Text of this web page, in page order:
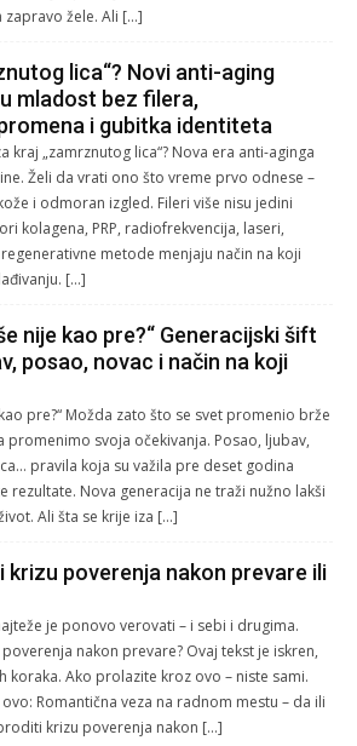
zapravo žele. Ali […]
lica“? Novi anti-aging
mladost bez filera,
i gubitka identiteta
kraj „zamrznutog lica“? Nova era anti-aginga
Želi da vrati ono što vreme prvo odnese –
i odmoran izgled. Fileri više nisu jedini
kolagena, PRP, radiofrekvencija, laseri,
metode menjaju način na koji
[…]
nije kao pre?“ Generacijski šift
posao, novac i način na koji
pre?“ Možda zato što se svet promenio brže
promenimo svoja očekivanja. Posao, ljubav,
pravila koja su važila pre deset godina
rezultate. Nova generacija ne traži nužno lakši
Ali šta se krije iza […]
krizu poverenja nakon prevare ili
je ponovo verovati – i sebi i drugima.
nakon prevare? Ovaj tekst je iskren,
koraka. Ako prolazite kroz ovo – niste sami.
Romantična veza na radnom mestu – da ili
krizu poverenja nakon […]